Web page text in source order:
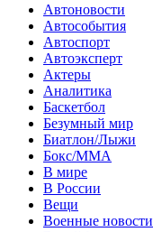
Автоновости
Автособытия
Автоспорт
Автоэксперт
Актеры
Аналитика
Баскетбол
Безумный мир
Биатлон/Лыжи
Бокс/MMA
В мире
В России
Вещи
Военные новости